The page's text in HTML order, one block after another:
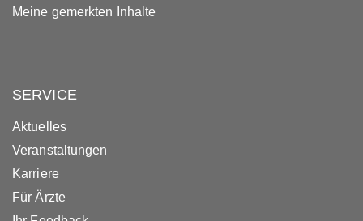
Meine gemerkten Inhalte
SERVICE
Aktuelles
Veranstaltungen
Karriere
Für Ärzte